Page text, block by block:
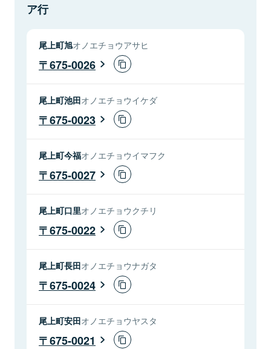
ア行
尾上町旭オノエチョウアサヒ
675-0026
尾上町池田オノエチョウイケダ
675-0023
尾上町今福オノエチョウイマフク
675-0027
尾上町口里オノエチョウクチリ
675-0022
尾上町長田オノエチョウナガタ
675-0024
尾上町安田オノエチョウヤスタ
675-0021